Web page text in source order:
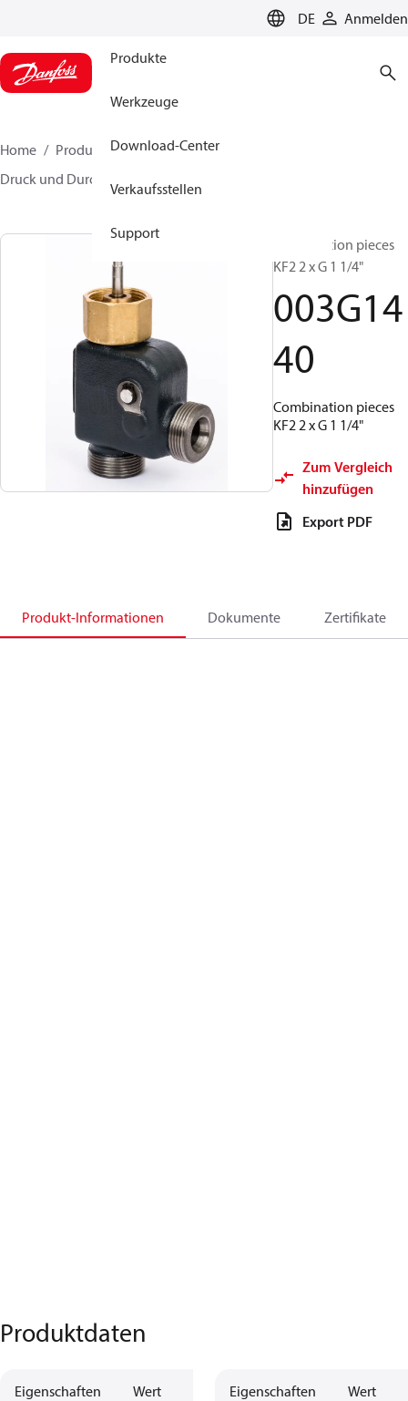
DE Anmelden
Produkte
Werkzeuge
Download-Center
Verkaufsstellen
Support
Home Produkte
Lösung für Wärmetechnik
Druck und Durchflussregler
Combination pieces
KF2 2 x G 1 1/4"
003G14
40
Combination pieces
KF2 2 x G 1 1/4"
Zum Vergleich
hinzufügen
Export PDF
Produkt-Informationen Dokumente Zertifikate
Produktdaten
Eigenschaften Wert Eigenschaften Wert